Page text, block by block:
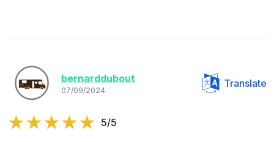
bernarddubout
07/09/2024
Translate
5/5